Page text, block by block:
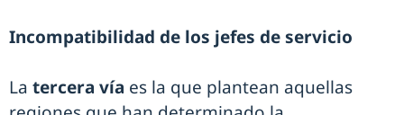
Incompatibilidad de los jefes de servicio
La tercera vía es la que plantean aquellas